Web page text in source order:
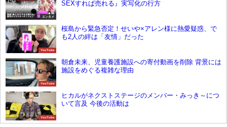
エンタメ
SEXすれば売れる』実写化の行方
YouTube
桜島から緊急否定！せいや×アレン様に熱愛疑惑、で
も2人の絆は「友情」だった
YouTube
朝倉未来、児童養護施設への寄付動画を削除 背景には
施設をめぐる複雑な理由
YouTube
ヒカルがネクストステージのメンバー・みっき～につ
いて言及 今後の活動は